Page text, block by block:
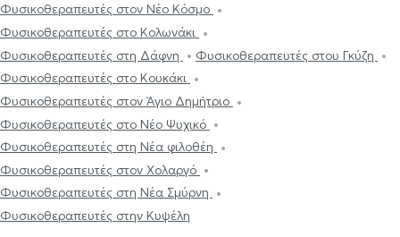
Φυσικοθεραπευτές στον Νέο Κόσμο
Φυσικοθεραπευτές στο Κολωνάκι
Φυσικοθεραπευτές στη Δάφνη
Φυσικοθεραπευτές στου Γκύζη
Φυσικοθεραπευτές στο Κουκάκι
Φυσικοθεραπευτές στον Άγιο Δημήτριο
Φυσικοθεραπευτές στο Νέο Ψυχικό
Φυσικοθεραπευτές στη Νέα φιλοθέη
Φυσικοθεραπευτές στον Χολαργό
Φυσικοθεραπευτές στη Νέα Σμύρνη
Φυσικοθεραπευτές στην Κυψέλη